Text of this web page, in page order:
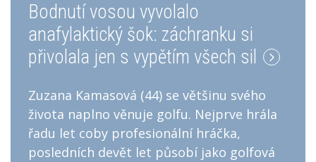
Bodnutí vosou vyvolalo
anafylaktický šok: záchranku si
přivolala jen s vypětím všech sil
Zuzana Kamasová (44) se většinu svého
života naplno věnuje golfu. Nejprve hrála
řadu let coby profesionální hráčka,
posledních devět let působí jako golfová